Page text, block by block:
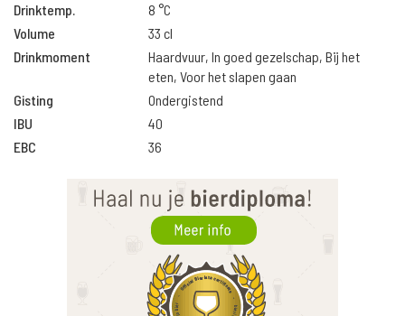
Drinktemp.
8 °C
Volume
33 cl
Drinkmoment
Haardvuur, In goed gezelschap, Bij het
eten, Voor het slapen gaan
Gisting
Ondergistend
IBU
40
EBC
36